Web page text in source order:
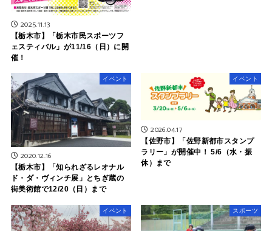
2025.11.13
【栃木市】「栃木市民スポーツフ
ェスティバル」が11/16（日）に開
催！
イベント
2020.12.16
【栃木市】「知られざるレオナル
ド・ダ・ヴィンチ展」とちぎ蔵の
街美術館で12/20（日）まで
イベント
2026.04.17
【佐野市】「佐野新都市スタンプ
ラリー」が開催中！ 5/6（水・振
休）まで
イベント スポーツ